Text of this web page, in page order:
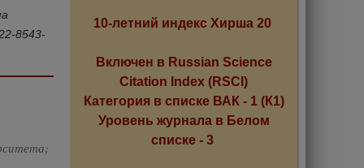
8543-
10-летний индекс Хирша 20
Включен в Russian Science
Citation Index (RSCI)
Категория в списке ВАК - 1 (К1)
Уровень журнала в Белом
списке - 3